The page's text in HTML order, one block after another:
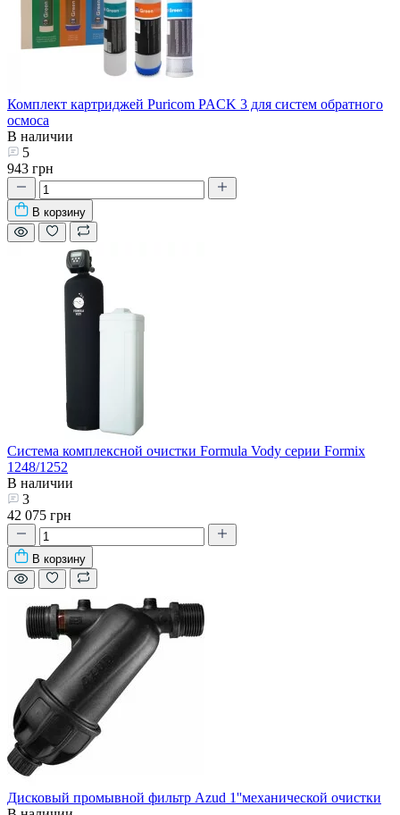
Комплект картриджей Puricom PACK 3 для систем обратного
осмоса
В наличии
5
943 грн
В корзину
Система комплексной очистки Formula Vody серии Formix
1248/1252
В наличии
3
42 075 грн
В корзину
Дисковый промывной фильтр Azud 1''механической очистки